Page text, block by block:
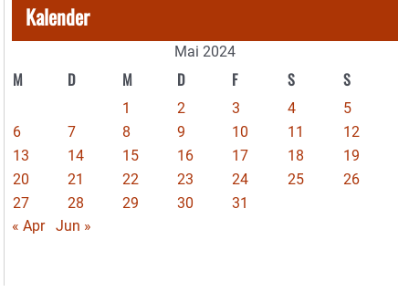
Kalender
Mai 2024
M D M D F S S
1 2 3 4
5
6
7 8 9 10 11
12
13
14 15 16 17 18
19
20
21 22 23 24 25
26
27
28 29 30
31
« Apr
Jun »